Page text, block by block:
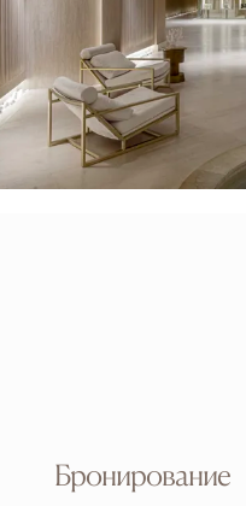
Бронирование